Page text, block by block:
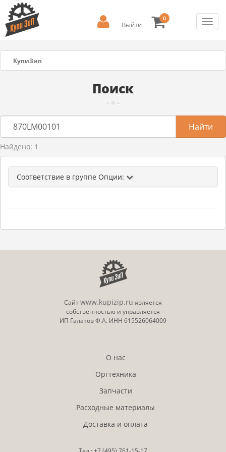
Выйти
0
КупиЗип
Поиск
Найдено: 1
Соответствие в группе Опции:
Сайтwww.kupizip.ru является
собственностью и управляется
ИП Галатов Ф.А. ИНН 615526064009
О нас
Оргтехника
Запчасти
Расходные материалы
Доставка и оплата